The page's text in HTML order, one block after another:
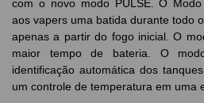
com o novo modo PULSE. O
aos vapers uma batida durante todo
apenas a partir do fogo inicial. O
maior tempo de bateria. O
identificação automática dos
um controle de temperatura em uma